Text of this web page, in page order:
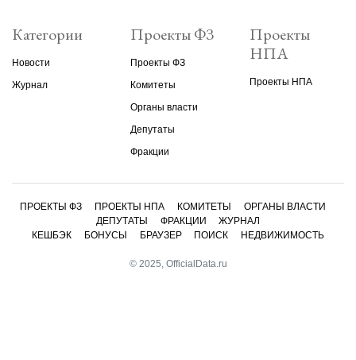
Категории
Новости
Журнал
Проекты ФЗ
Проекты ФЗ
Комитеты
Органы власти
Депутаты
Фракции
Проекты
НПА
Проекты НПА
ПРОЕКТЫ ФЗ ПРОЕКТЫ НПА КОМИТЕТЫ
ОРГАНЫ ВЛАСТИ
ДЕПУТАТЫ
ФРАКЦИИ
ЖУРНАЛ
КЕШБЭК
БОНУСЫ БРАУЗЕР ПОИСК НЕДВИЖИМОСТЬ
© 2025, OfficialData.ru